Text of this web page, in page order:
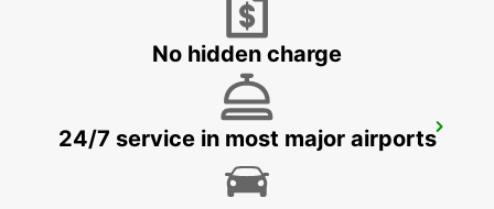
ROME VIA VENETO - IKC
No hidden charge
24/7 service in most major airports